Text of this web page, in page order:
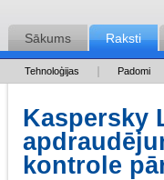
Sākums Raksti
Tehnoloģijas Padomi
Kaspersky
kontrole